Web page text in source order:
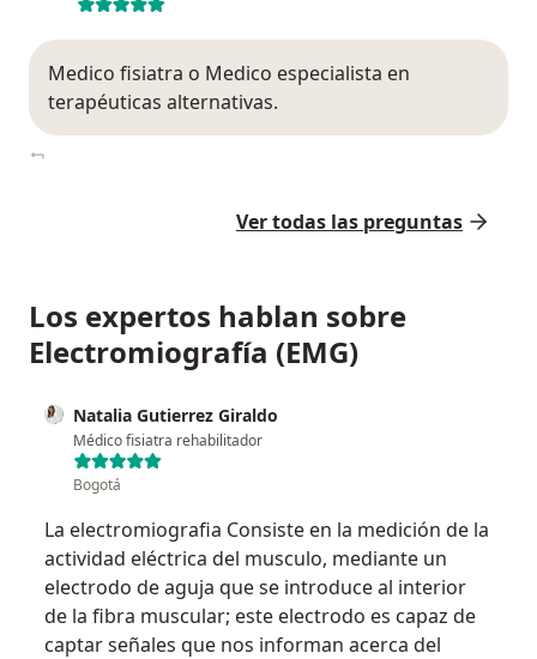
Medico fisiatra o Medico especialista en
terapéuticas alternativas.
Ver todas las preguntas
Los expertos hablan sobre
Electromiografía (EMG)
Natalia Gutierrez Giraldo
Médico fisiatra rehabilitador
Bogotá
La electromiografia Consiste en la medición de la
actividad eléctrica del musculo, mediante un
electrodo de aguja que se introduce al interior
de la fibra muscular; este electrodo es capaz de
captar señales que nos informan acerca del